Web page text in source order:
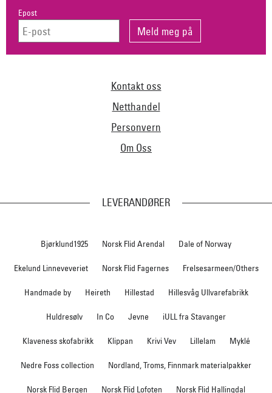
Epost
Kontakt oss
Netthandel
Personvern
Om Oss
LEVERANDØRER
Bjørklund1925 Norsk Flid Arendal Dale of Norway
Ekelund Linneveveriet Norsk Flid Fagernes Frelsesarmeen/Others
Handmade by Heireth Hillestad Hillesvåg Ullvarefabrikk
Huldresølv In Co Jevne iULL fra Stavanger
Klaveness skofabrikk Klippan Krivi Vev Lillelam Myklé
Nedre Foss collection Nordland, Troms, Finnmark materialpakker
Norsk Flid Bergen Norsk Flid Lofoten Norsk Flid Hallingdal